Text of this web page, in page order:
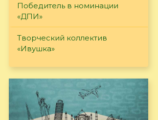
Победитель в номинации
«ДПИ»
Творческий коллектив
«Ивушка»